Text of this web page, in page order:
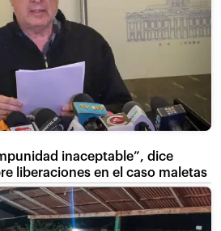
inaceptable”, dice
liberaciones en el caso maletas